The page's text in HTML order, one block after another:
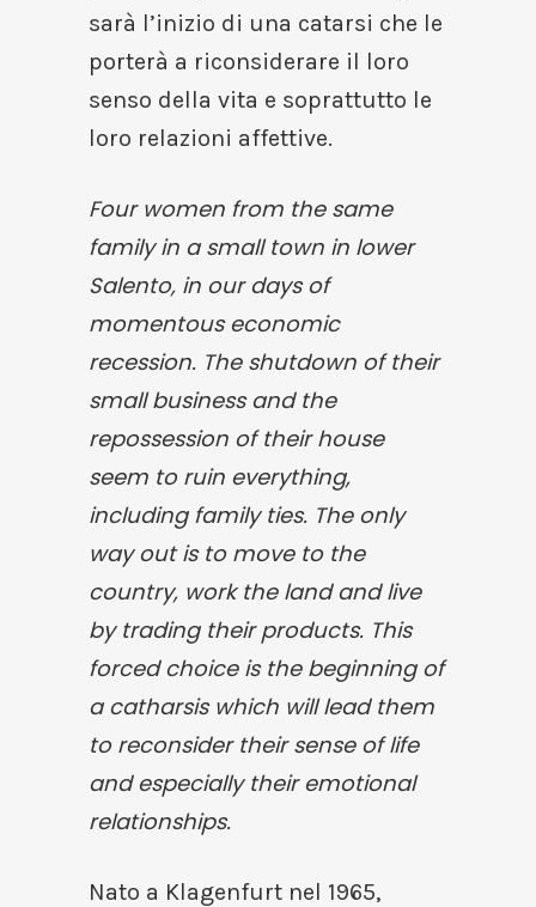
sarà l’inizio di una catarsi che le
porterà a riconsiderare il loro
senso della vita e soprattutto le
loro relazioni affettive.
Four women from the same
family in a small town in lower
Salento, in our days of
momentous economic
recession. The shutdown of their
small business and the
repossession of their house
seem to ruin everything,
including family ties. The only
way out is to move to the
country, work the land and live
by trading their products. This
forced choice is the beginning of
a catharsis which will lead them
to reconsider their sense of life
and especially their emotional
relationships.
Nato a Klagenfurt nel 1965,